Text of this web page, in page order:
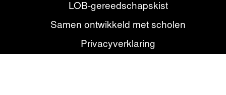
LOB-gereedschapskist
Samen ontwikkeld met scholen
Privacyverklaring